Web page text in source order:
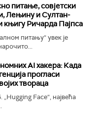
питање, совјетски
Лењину и Султан-
књигу Ричарда Пајпса
питању“ увек је
AI хакера: Када
прогласи
твораца
Face“, највећа